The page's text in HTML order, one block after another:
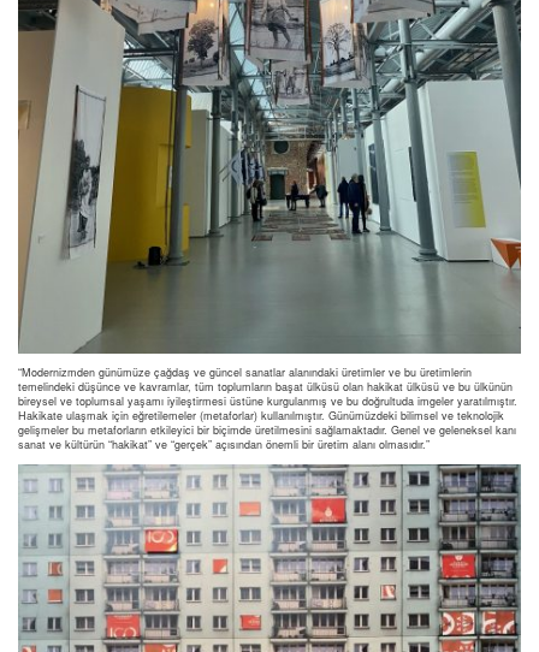
“Modernizmden günümüze çağdaş ve güncel sanatlar alanındaki üretimler ve bu üretimlerin
temelindeki düşünce ve kavramlar, tüm toplumların başat ülküsü olan hakikat ülküsü ve bu ülkünün
bireysel ve toplumsal yaşamı iyileştirmesi üstüne kurgulanmış ve bu doğrultuda imgeler yaratılmıştır.
Hakikate ulaşmak için eğretilemeler (metaforlar) kullanılmıştır. Günümüzdeki bilimsel ve teknolojik
gelişmeler bu metaforların etkileyici bir biçimde üretilmesini sağlamaktadır. Genel ve geleneksel kanı
sanat ve kültürün “hakikat” ve “gerçek” açısından önemli bir üretim alanı olmasıdır.”